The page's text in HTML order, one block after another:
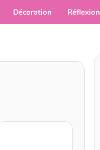
Décoration Réflexion